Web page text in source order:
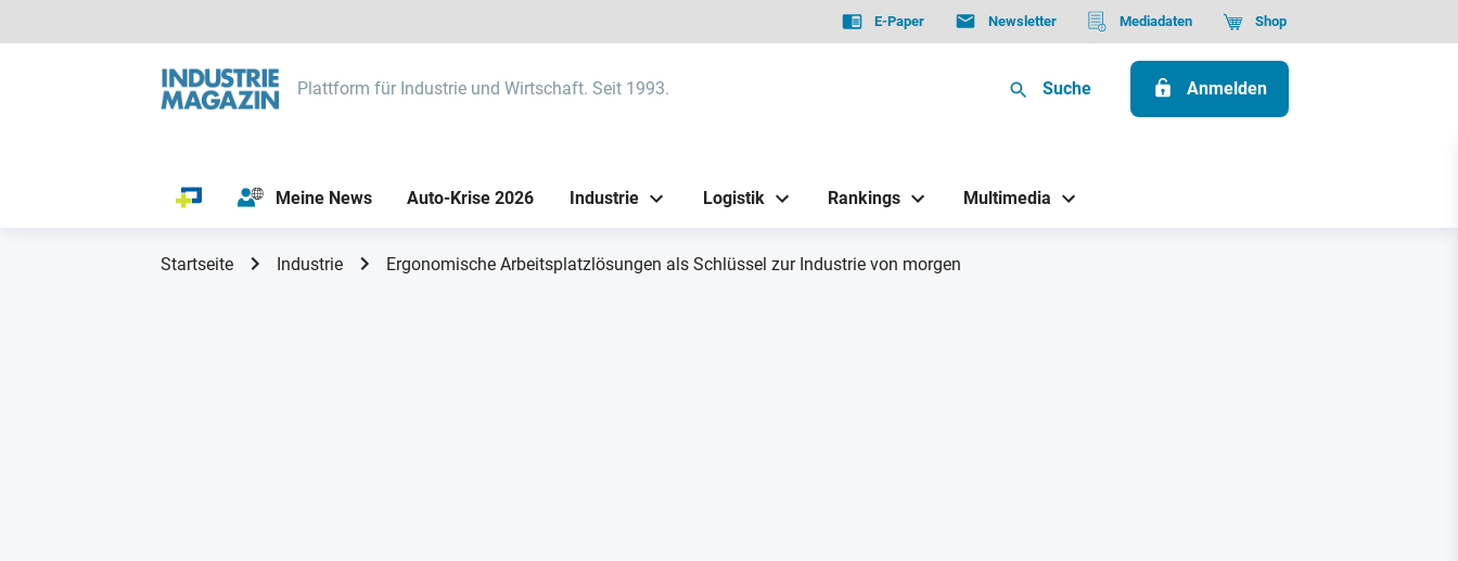
E-Paper Newsletter Mediadaten Shop
Plattform für Industrie und Wirtschaft. Seit 1993. Suche Anmelden
Meine News Auto-Krise 2026 Industrie Logistik Rankings Multimedia
Startseite Industrie Ergonomische Arbeitsplatzlösungen als Schlüssel zur Industrie von morgen